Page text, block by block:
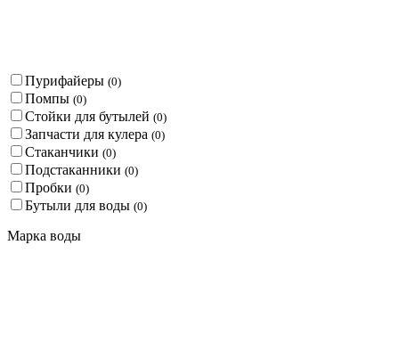
Пурифайеры (0)
Помпы (0)
Стойки для бутылей (0)
Запчасти для кулера (0)
Стаканчики (0)
Подстаканники (0)
Пробки (0)
Бутыли для воды (0)
Марка воды